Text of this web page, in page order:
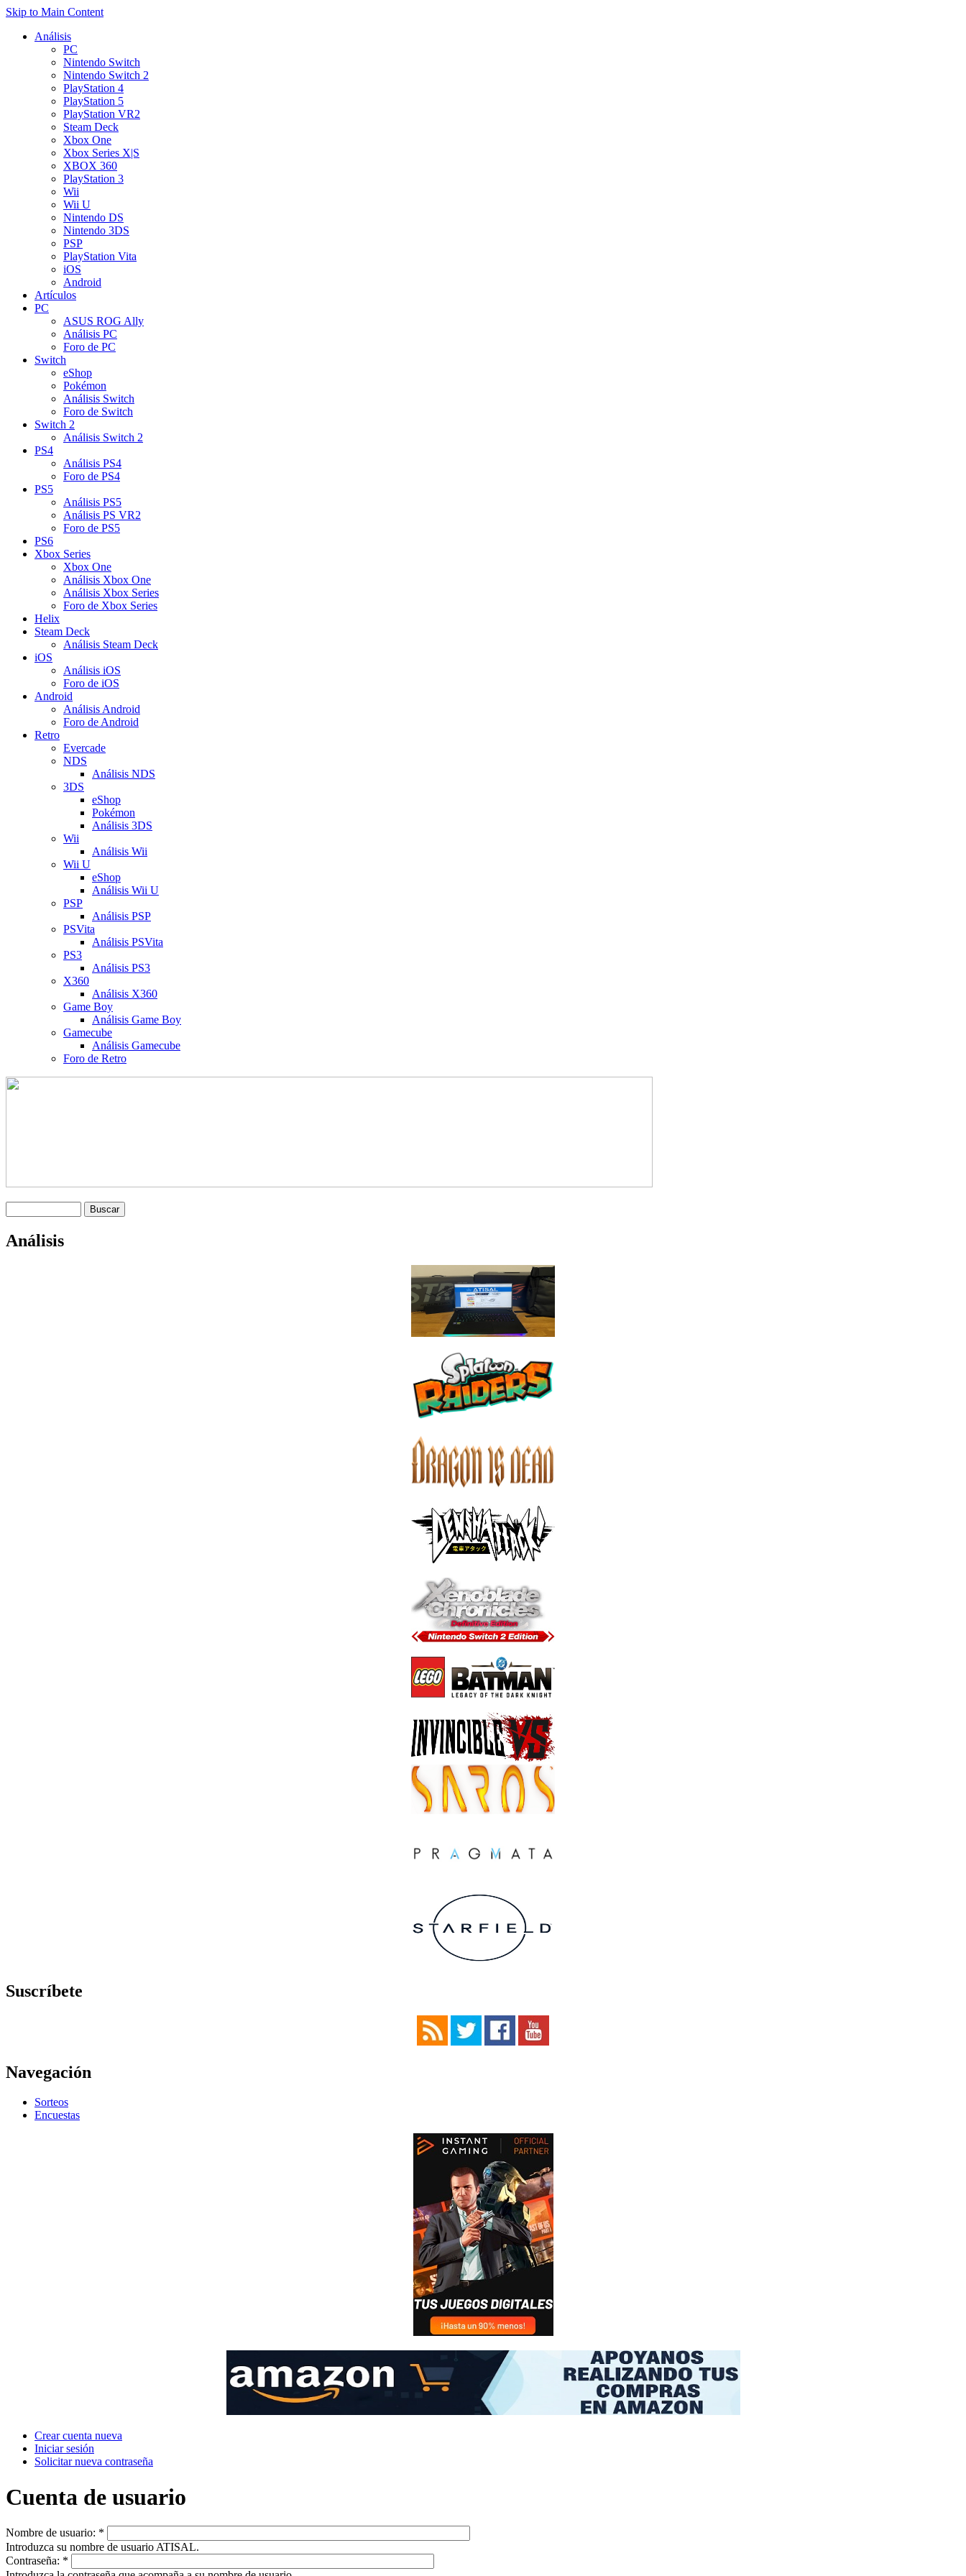
Skip to Main Content
Análisis
PC
Nintendo Switch
Nintendo Switch 2
PlayStation 4
PlayStation 5
PlayStation VR2
Steam Deck
Xbox One
Xbox Series X|S
XBOX 360
PlayStation 3
Wii
Wii U
Nintendo DS
Nintendo 3DS
PSP
PlayStation Vita
iOS
Android
Artículos
PC
ASUS ROG Ally
Análisis PC
Foro de PC
Switch
eShop
Pokémon
Análisis Switch
Foro de Switch
Switch 2
Análisis Switch 2
PS4
Análisis PS4
Foro de PS4
PS5
Análisis PS5
Análisis PS VR2
Foro de PS5
PS6
Xbox Series
Xbox One
Análisis Xbox One
Análisis Xbox Series
Foro de Xbox Series
Helix
Steam Deck
Análisis Steam Deck
iOS
Análisis iOS
Foro de iOS
Android
Análisis Android
Foro de Android
Retro
Evercade
NDS
Análisis NDS
3DS
eShop
Pokémon
Análisis 3DS
Wii
Análisis Wii
Wii U
eShop
Análisis Wii U
PSP
Análisis PSP
PSVita
Análisis PSVita
PS3
Análisis PS3
X360
Análisis X360
Game Boy
Análisis Game Boy
Gamecube
Análisis Gamecube
Foro de Retro
Análisis
Suscríbete
Navegación
Sorteos
Encuestas
Crear cuenta nueva
Iniciar sesión
Solicitar nueva contraseña
Cuenta de usuario
Nombre de usuario: *
Introduzca su nombre de usuario ATISAL.
Contraseña: *